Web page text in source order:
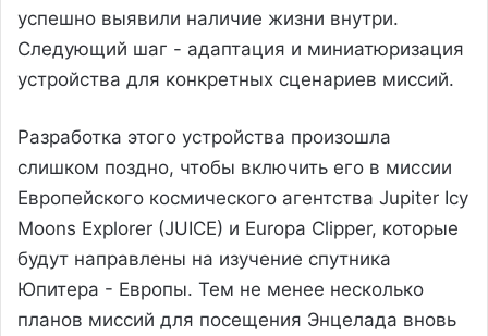
успешно выявили наличие жизни внутри.
Следующий шаг - адаптация и миниатюризация
устройства для конкретных сценариев миссий.
Разработка этого устройства произошла
слишком поздно, чтобы включить его в миссии
Европейского космического агентства Jupiter Icy
Moons Explorer (JUICE) и Europa Clipper, которые
будут направлены на изучение спутника
Юпитера - Европы. Тем не менее несколько
планов миссий для посещения Энцелада вновь